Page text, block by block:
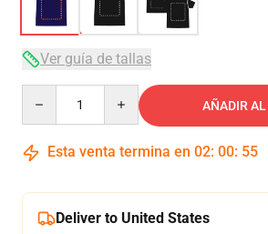
Ver guía de tallas
AÑADIR
Esta venta termina en 02: 00: 54
Deliver to United States